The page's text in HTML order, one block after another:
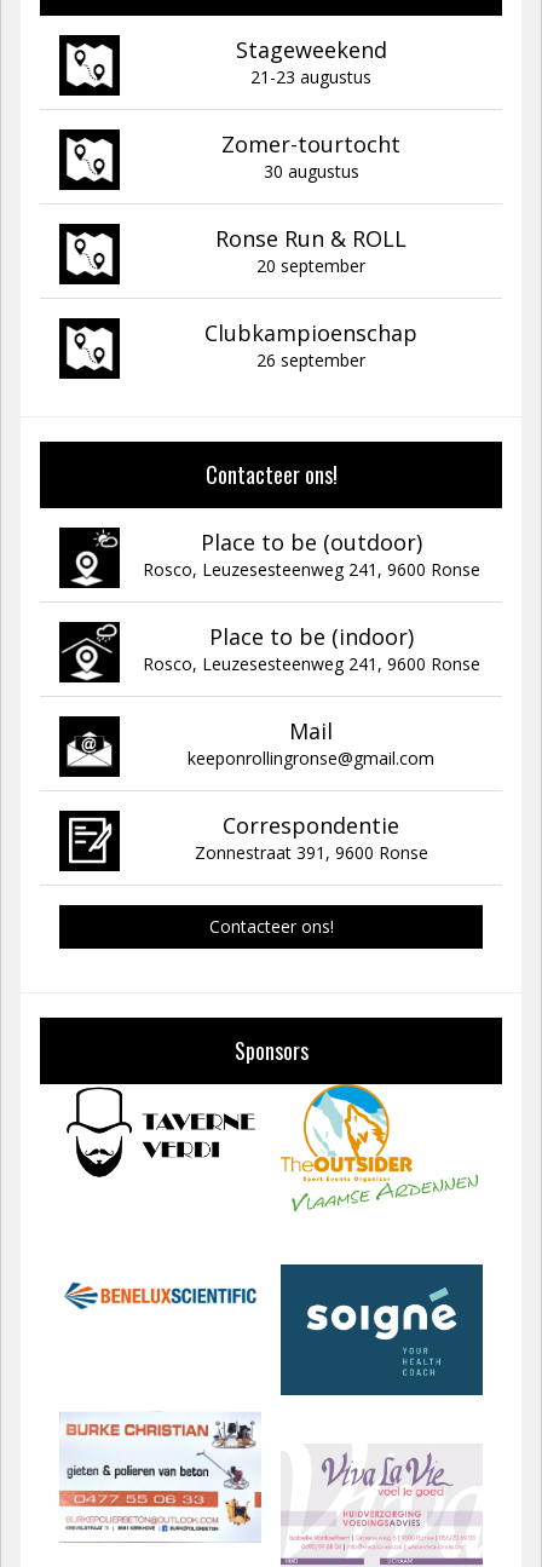
Stageweekend
21-23 augustus
Zomer-tourtocht
30 augustus
Ronse Run & ROLL
20 september
Clubkampioenschap
26 september
Contacteer ons!
Place to be (outdoor)
Rosco, Leuzesesteenweg 241, 9600 Ronse
Place to be (indoor)
Rosco, Leuzesesteenweg 241, 9600 Ronse
Mail
keeponrollingronse@gmail.com
Correspondentie
Zonnestraat 391, 9600 Ronse
Contacteer ons!
Sponsors